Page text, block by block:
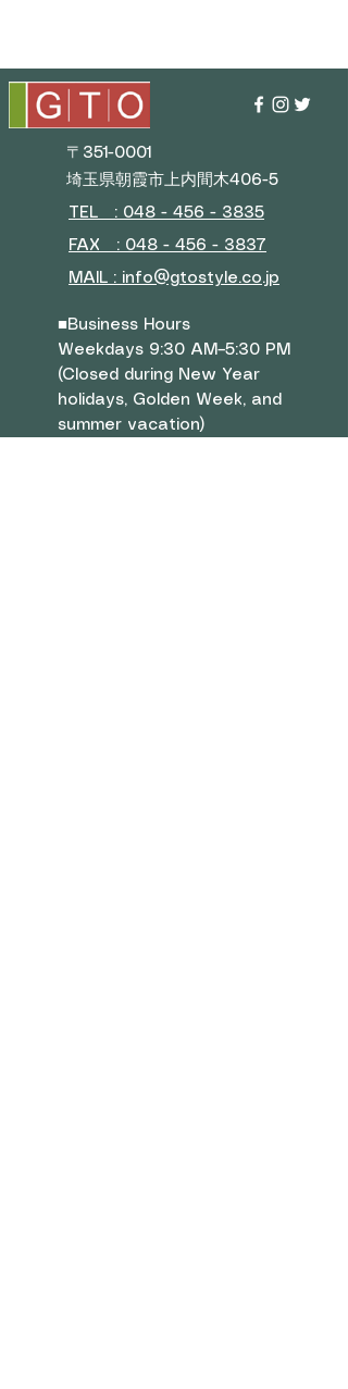
〒351-0001
埼玉県朝霞市上内間木406-5
TEL : 048 - 456 - 3835​
FAX : 048 - 456 - 3837
MAIL : info@gtostyle.co.jp
■Business Hours
Weekdays 9:30 AM–5:30 PM
(Closed during New Year
holidays, Golden Week, and
summer vacation)